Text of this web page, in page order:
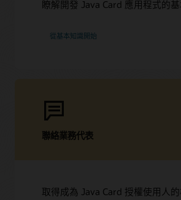
瞭解開發 Java Card 應用程式的基
從基本知識開始
聯絡業務代表
取得成為 Java Card 授權使用人的